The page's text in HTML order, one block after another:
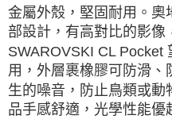
金屬外殼，堅固耐用。奧
部設計，有高對比的影像
SWAROVSKI CL Pocket
用，外層裹橡膠可防滑、
生的噪音，防止鳥類或動
品手感舒適，光學性能優